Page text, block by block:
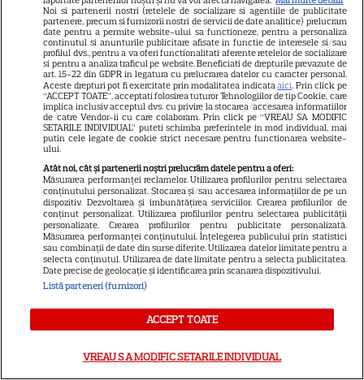
5
Eli Roth revine cu „Omul cu
înghețata mortală”. Filmul
horror în care copiii devin
criminali după ce mănâncă
înghețată
16
NETFLIX
Noutăți Netflix în august 2026:
Robert De Niro, „Nosferatu” și
noile sezoane din „Outer
Banks” și „Un veac de
singurătate”
VEDETE STRĂINE
Elon Musk, atac la adresa
regizorului premiat cu Oscar
despre viața sa. Filmul are 232
Noi si partenerii nostri (retelele de socializare si agentiile de publicitate
partenere, precum si furnizorii nostri de servicii de date analitice) prelucram
date pentru a permite website-ului sa functioneze, pentru a personaliza
continutul si anunturile publicitare afisate in functie de interesele si/sau
profilul dvs., pentru a va oferi functionalitati aferente retelelor de socializare
si pentru a analiza traficul pe website. Beneficiati de drepturile prevazute de
art. 15-22 din GDPR in legatura cu prelucrarea datelor cu caracter personal.
Aceste drepturi pot fi exercitate prin modalitatea indicataaici. Prin click pe
“ACCEPT TOATE”, acceptati folosirea tuturor Tehnologiilor de tip Cookie, care
implica inclusiv acceptul dvs. cu privire la stocarea/accesarea informatiilor
de catre Vendor-ii cu care colaboram. Prin click pe “VREAU SA MODIFIC
SETARILE INDIVIDUAL” puteti schimba preferintele in mod individual, mai
putin cele legate de cookie strict necesare pentru functionarea website-
ului.
Atât noi, cât și partenerii noștri prelucrăm datele pentru a oferi:
Măsurarea performanței reclamelor. Utilizarea profilurilor pentru selectarea
conținutului personalizat. Stocarea și/sau accesarea informațiilor de pe un
dispozitiv. Dezvoltarea și îmbunătățirea serviciilor. Crearea profilurilor de
conținut personalizat. Utilizarea profilurilor pentru selectarea publicității
personalizate. Crearea profilurilor pentru publicitate personalizată.
Măsurarea performanței conținutului. Înțelegerea publicului prin statistici
sau combinații de date din surse diferite. Utilizarea datelor limitate pentru a
selecta conținutul. Utilizarea de date limitate pentru a selecta publicitatea.
Date precise de geolocație și identificarea prin scanarea dispozitivului.
Listă parteneri (furnizori)
ACCEPT TOATE
VREAU SA MODIFIC SETARILE INDIVIDUAL